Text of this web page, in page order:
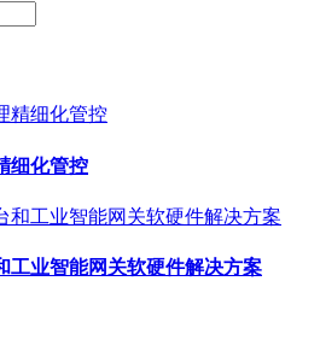
细化管控
工业智能网关软硬件解决方案